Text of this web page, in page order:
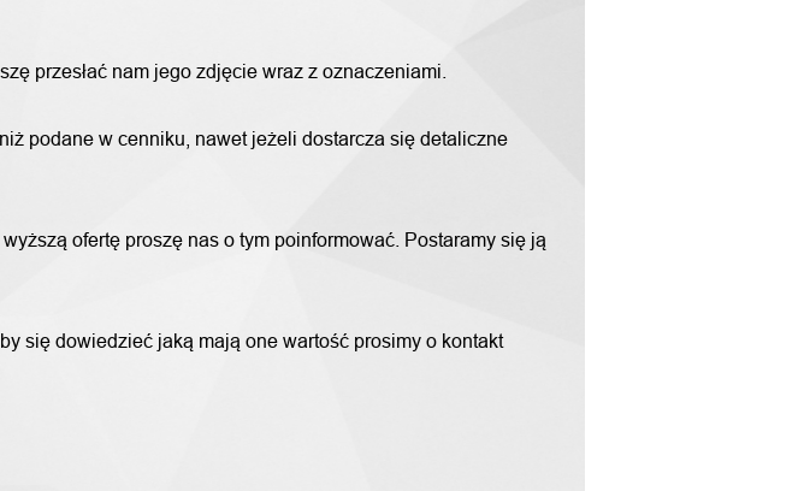
przesłać nam jego zdjęcie wraz z oznaczeniami.
podane w cenniku, nawet jeżeli dostarcza się detaliczne
ofertę proszę nas o tym poinformować. Postaramy się ją
się dowiedzieć jaką mają one wartość prosimy o kontakt